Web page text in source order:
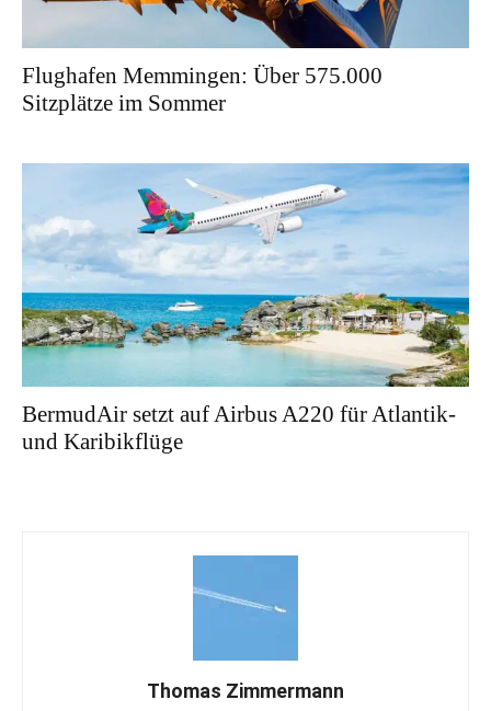
Flughafen Memmingen: Über 575.000
Sitzplätze im Sommer
BermudAir setzt auf Airbus A220 für Atlantik-
und Karibikflüge
Thomas Zimmermann